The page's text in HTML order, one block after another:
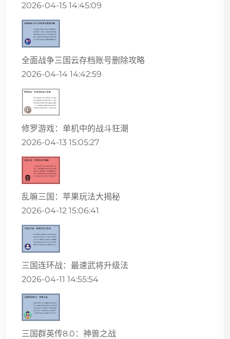
2026-04-15 14:45:09
全面战争三国云存档账号删除攻略
2026-04-14 14:42:59
修罗游戏：单机中的战斗狂潮
2026-04-13 15:05:27
乱嘛三国：苹果玩法大揭秘
2026-04-12 15:06:41
三国连环战：最速武将升级法
2026-04-11 14:55:54
三国群英传8.0：神兽之战